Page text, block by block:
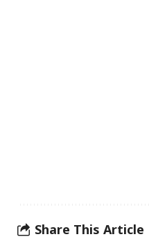
Share This Article